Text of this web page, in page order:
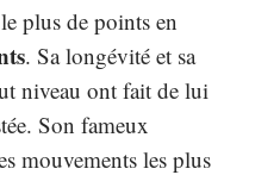
plus de points en
. Sa longévité et sa
niveau ont fait de lui
Son fameux
mouvements les plus